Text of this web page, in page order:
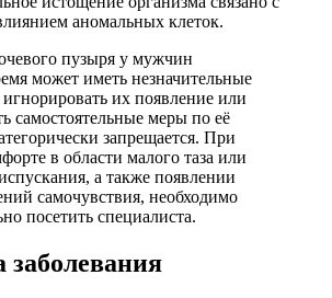
аномальных клеток.
пузыря у мужчин
может иметь незначительные
их появление или
самостоятельные меры по её
запрещается. При
в области малого таза или
а также появлении
самочувствия, необходимо
посетить специалиста.
заболевания